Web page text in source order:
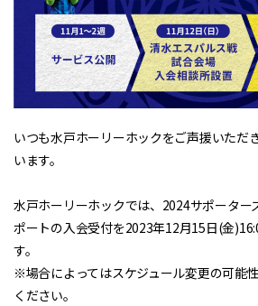
いつも水戸ホーリーホックをご声援いただ
います。
水戸ホーリーホックでは、2024サポーター
ポートの入会受付を2023年12月15日(金
す。
※場合によってはスケジュール変更の可能
ください。